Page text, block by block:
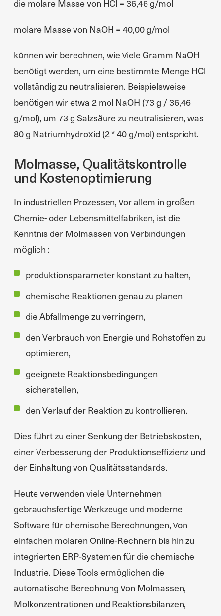
die molare Masse von HCl = 36,46 g/mol
molare Masse von NaOH = 40,00 g/mol
können wir berechnen, wie viele Gramm NaOH
benötigt werden, um eine bestimmte Menge HCl
vollständig zu neutralisieren. Beispielsweise
benötigen wir etwa 2 mol NaOH (73 g / 36,46
g/mol), um 73 g Salzsäure zu neutralisieren, was
80 g Natriumhydroxid (2 * 40 g/mol) entspricht.
Molmasse, Qualitätskontrolle
und Kostenoptimierung
In industriellen Prozessen, vor allem in großen
Chemie- oder Lebensmittelfabriken, ist die
Kenntnis der Molmassen von Verbindungen
möglich :
produktionsparameter konstant zu halten,
chemische Reaktionen genau zu planen
die Abfallmenge zu verringern,
den Verbrauch von Energie und Rohstoffen zu
optimieren,
geeignete Reaktionsbedingungen
sicherstellen,
den Verlauf der Reaktion zu kontrollieren.
Dies führt zu einer Senkung der Betriebskosten,
einer Verbesserung der Produktionseffizienz und
der Einhaltung von Qualitätsstandards.
Heute verwenden viele Unternehmen
gebrauchsfertige Werkzeuge und moderne
Software für chemische Berechnungen, von
einfachen molaren Online-Rechnern bis hin zu
integrierten ERP-Systemen für die chemische
Industrie. Diese Tools ermöglichen die
automatische Berechnung von Molmassen,
Molkonzentrationen und Reaktionsbilanzen,